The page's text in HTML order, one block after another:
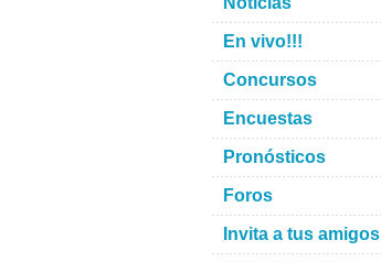
En vivo!!!
Concursos
Encuestas
Pronósticos
Foros
Invita a tus amigos